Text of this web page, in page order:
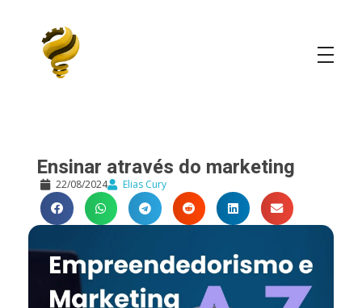
Ensinar através do marketing
22/08/2024 Elias Cury